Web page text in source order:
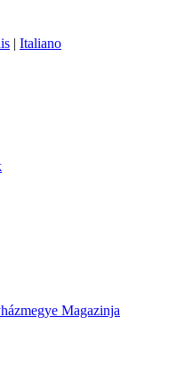
| Italiano
Magazinja